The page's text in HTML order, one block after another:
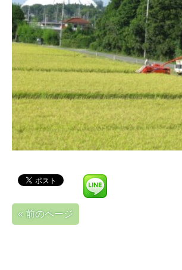
« 前のページ